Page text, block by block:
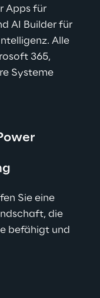
Apps für
AI Builder für
Alle
365,
Systeme
Sie eine
die
befähigt und